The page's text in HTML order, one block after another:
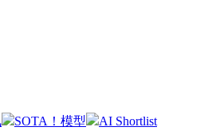
SOTA！模型
AI Shortlist